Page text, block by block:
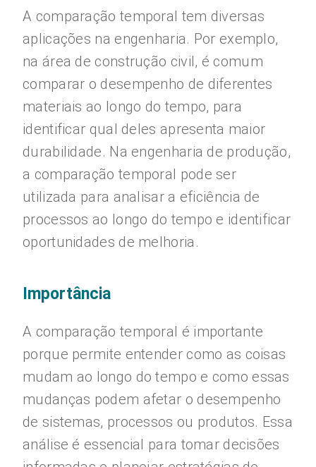
A comparação temporal tem diversas
aplicações na engenharia. Por exemplo,
na área de construção civil, é comum
comparar o desempenho de diferentes
materiais ao longo do tempo, para
identificar qual deles apresenta maior
durabilidade. Na engenharia de produção,
a comparação temporal pode ser
utilizada para analisar a eficiência de
processos ao longo do tempo e identificar
oportunidades de melhoria.
Importância
A comparação temporal é importante
porque permite entender como as coisas
mudam ao longo do tempo e como essas
mudanças podem afetar o desempenho
de sistemas, processos ou produtos. Essa
análise é essencial para tomar decisões